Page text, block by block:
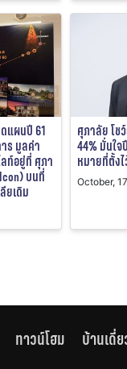
แผนปี 61
ร มูลค่า
ท์อยู่ที่ ศุภา
บนที่
ยเดิม
ศุภาลัย โช
44% มั่นใจ
หมายที่ตั้ง
October,
ทาวน์โฮม
บ้านเดี่